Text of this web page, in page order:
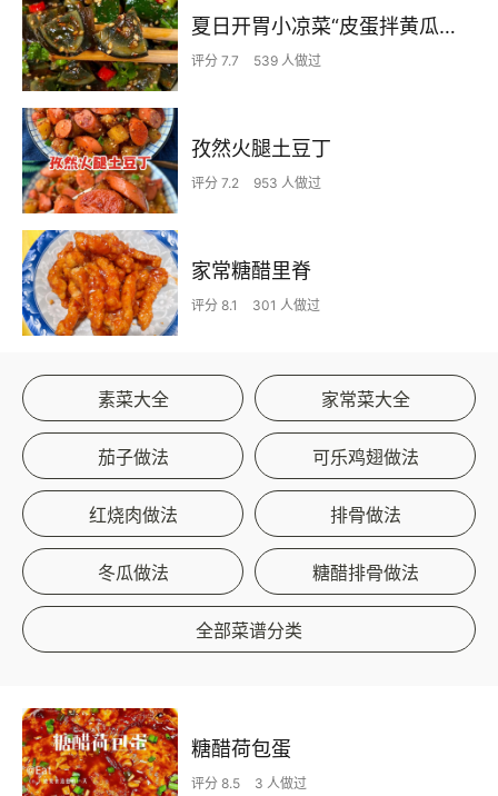
夏日开胃小凉菜“皮蛋拌黄瓜🥒”开胃减脂
评分 7.7 539 人做过
孜然火腿土豆丁
评分 7.2 953 人做过
家常糖醋里脊
评分 8.1 301 人做过
素菜大全 家常菜大全
茄子做法 可乐鸡翅做法
红烧肉做法 排骨做法
冬瓜做法 糖醋排骨做法
全部菜谱分类
糖醋荷包蛋
评分 8.5 3 人做过